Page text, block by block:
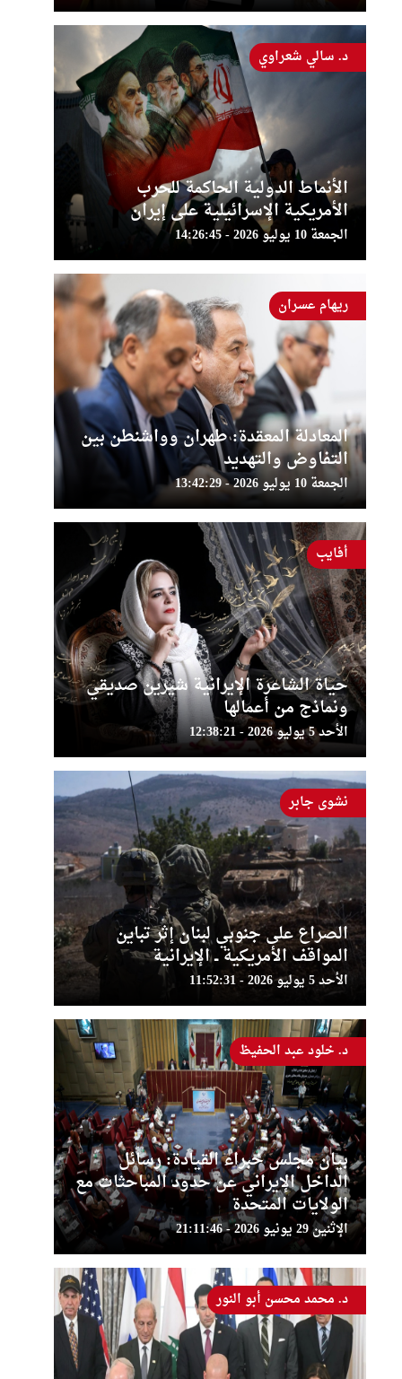
الأنماط الدولية الحاكمة للحرب
الأمريكية الإسرائيلية على إيران
الجمعة 10 يوليو 2026 - 14:26:45
د. سالي شعراوي
المعادلة المعقدة: طهران وواشنطن بين
التفاوض والتهديد
الجمعة 10 يوليو 2026 - 13:42:29
ريهام عسران
حياة الشاعرة الإيرانية شيرين صديقي
ونماذج من أعمالها
الأحد 5 يوليو 2026 - 12:38:21
أفايب
الصراع على جنوبي لبنان إثر تباين
المواقف الأمريكية ــ الإيرانية
الأحد 5 يوليو 2026 - 11:52:31
نشوى جابر
بيان مجلس خبراء القيادة: رسائل
الداخل الإيراني عن حدود المباحثات مع
الولايات المتحدة
الإثنين 29 يونيو 2026 - 21:11:46
د. خلود عبد الحفيظ
د. محمد محسن أبو النور